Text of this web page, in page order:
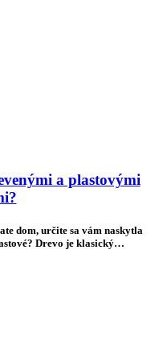
a plastovými
dom, určite sa vám naskytla
Drevo je klasický…